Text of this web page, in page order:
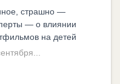
страшно —
— о влиянии
на детей